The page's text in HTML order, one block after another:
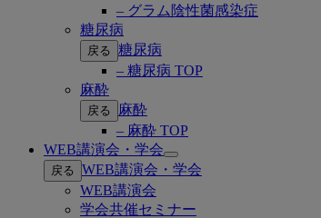
– グラム陰性菌感染症
糖尿病
戻る 糖尿病
– 糖尿病 TOP
麻酔
戻る
麻酔
– 麻酔 TOP
WEB講演会・学会
Open
submenu
戻る WEB講演会・学会
WEB講演会
学会共催セミナー